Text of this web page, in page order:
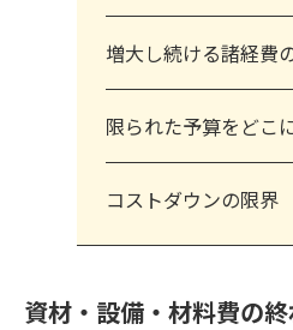
増大し続ける諸経費
限られた予算をどこ
コストダウンの限界
資材・設備・材料費の